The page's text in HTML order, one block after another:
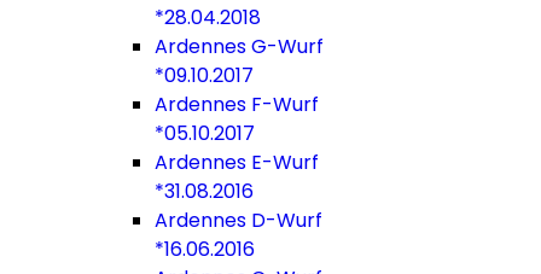
*28.04.2018
Ardennes G-Wurf
*09.10.2017
Ardennes F-Wurf
*05.10.2017
Ardennes E-Wurf
*31.08.2016
Ardennes D-Wurf
*16.06.2016